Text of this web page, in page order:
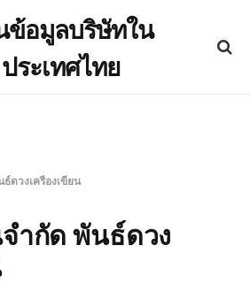
ข้อมูลบริษัทใน
ประเทศไทย
ดวงเครื่องเขียน
ำกัด พันธ์ดวง